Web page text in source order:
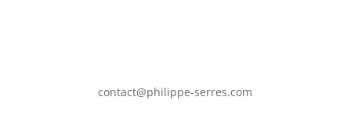
contact@philippe-serres.com